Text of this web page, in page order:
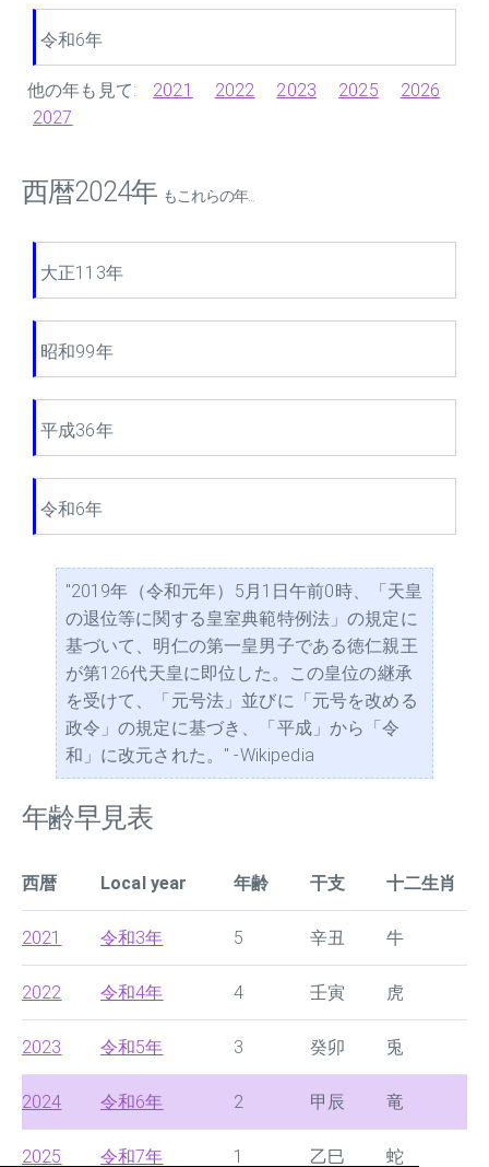
令和6年
他の年も見て: 2021 2022 2023 2025
2026
2027
西暦2024年 もこれらの年...
大正113年
昭和99年
平成36年
令和6年
"2019年（令和元年）5月1日午前0時、「天皇
の退位等に関する皇室典範特例法」の規定に
基づいて、明仁の第一皇男子である徳仁親王
が第126代天皇に即位した。この皇位の継承
を受けて、「元号法」並びに「元号を改める
政令」の規定に基づき、「平成」から「令
和」に改元された。" -Wikipedia
年齢早見表
西暦 Local year 年齢 干支 十二生肖
2021 令和3年 5 辛丑 牛
2022 令和4年 4 壬寅 虎
2023 令和5年 3 癸卯 兎
2024 令和6年 2 甲辰 竜
2025 令和7年 1 乙巳 蛇